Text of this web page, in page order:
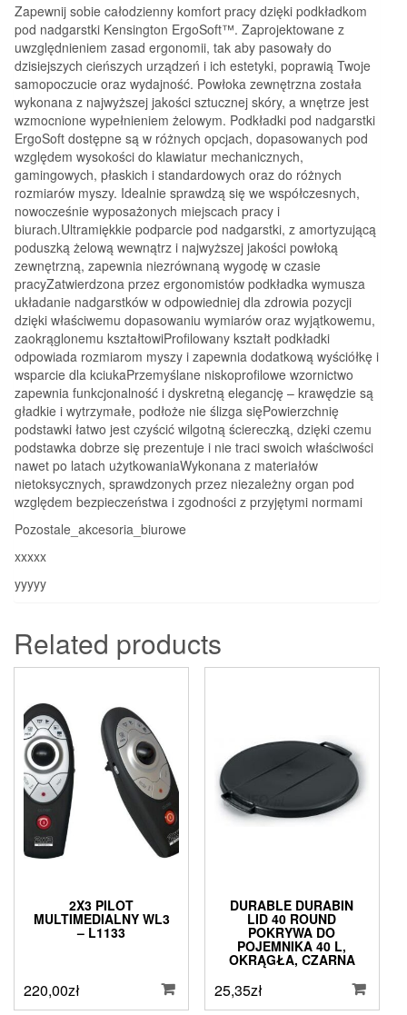
Zapewnij sobie całodzienny komfort pracy dzięki podkładkom
pod nadgarstki Kensington ErgoSoft™. Zaprojektowane z
uwzględnieniem zasad ergonomii, tak aby pasowały do
dzisiejszych cieńszych urządzeń i ich estetyki, poprawią Twoje
samopoczucie oraz wydajność. Powłoka zewnętrzna została
wykonana z najwyższej jakości sztucznej skóry, a wnętrze jest
wzmocnione wypełnieniem żelowym. Podkładki pod nadgarstki
ErgoSoft dostępne są w różnych opcjach, dopasowanych pod
względem wysokości do klawiatur mechanicznych,
gamingowych, płaskich i standardowych oraz do różnych
rozmiarów myszy. Idealnie sprawdzą się we współczesnych,
nowocześnie wyposażonych miejscach pracy i
biurach.Ultramiękkie podparcie pod nadgarstki, z amortyzującą
poduszką żelową wewnątrz i najwyższej jakości powłoką
zewnętrzną, zapewnia niezrównaną wygodę w czasie
pracyZatwierdzona przez ergonomistów podkładka wymusza
układanie nadgarstków w odpowiedniej dla zdrowia pozycji
dzięki właściwemu dopasowaniu wymiarów oraz wyjątkowemu,
zaokrąglonemu kształtowiProfilowany kształt podkładki
odpowiada rozmiarom myszy i zapewnia dodatkową wyściółkę i
wsparcie dla kciukaPrzemyślane niskoprofilowe wzornictwo
zapewnia funkcjonalność i dyskretną elegancję – krawędzie są
gładkie i wytrzymałe, podłoże nie ślizga sięPowierzchnię
podstawki łatwo jest czyścić wilgotną ściereczką, dzięki czemu
podstawka dobrze się prezentuje i nie traci swoich właściwości
nawet po latach użytkowaniaWykonana z materiałów
nietoksycznych, sprawdzonych przez niezależny organ pod
względem bezpieczeństwa i zgodności z przyjętymi normami
Pozostale_akcesoria_biurowe
xxxxx
yyyyy
Related products
2X3 PILOT
MULTIMEDIALNY WL3
– L1133
220,00zł
DURABLE DURABIN
LID 40 ROUND
POKRYWA DO
POJEMNIKA 40 L,
OKRĄGŁA, CZARNA
25,35zł